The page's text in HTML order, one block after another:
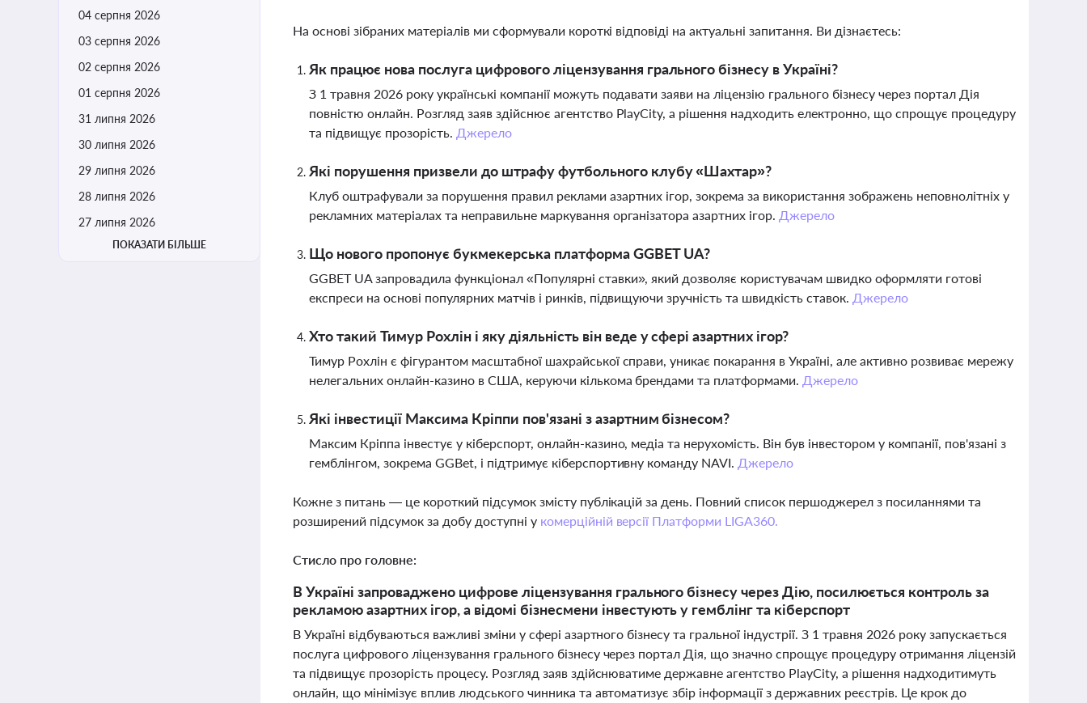
04 серпня 2026
03 серпня 2026
02 серпня 2026
01 серпня 2026
31 липня 2026
30 липня 2026
29 липня 2026
28 липня 2026
27 липня 2026
ПОКАЗАТИ БІЛЬШЕ
На основі зібраних матеріалів ми сформували короткі відповіді на актуальні запитання. Ви дізнаєтесь:
Як працює нова послуга цифрового ліцензування грального бізнесу в Україні?
З 1 травня 2026 року українські компанії можуть подавати заяви на ліцензію грального бізнесу через портал Дія
повністю онлайн. Розгляд заяв здійснює агентство PlayCity, а рішення надходить електронно, що спрощує процедуру
та підвищує прозорість. Джерело
Які порушення призвели до штрафу футбольного клубу «Шахтар»?
Клуб оштрафували за порушення правил реклами азартних ігор, зокрема за використання зображень неповнолітніх у
рекламних матеріалах та неправильне маркування організатора азартних ігор. Джерело
Що нового пропонує букмекерська платформа GGBET UA?
GGBET UA запровадила функціонал «Популярні ставки», який дозволяє користувачам швидко оформляти готові
експреси на основі популярних матчів і ринків, підвищуючи зручність та швидкість ставок. Джерело
Хто такий Тимур Рохлін і яку діяльність він веде у сфері азартних ігор?
Тимур Рохлін є фігурантом масштабної шахрайської справи, уникає покарання в Україні, але активно розвиває мережу
нелегальних онлайн-казино в США, керуючи кількома брендами та платформами. Джерело
Які інвестиції Максима Кріппи пов'язані з азартним бізнесом?
Максим Кріппа інвестує у кіберспорт, онлайн-казино, медіа та нерухомість. Він був інвестором у компанії, пов'язані з
гемблінгом, зокрема GGBet, і підтримує кіберспортивну команду NAVI. Джерело
Кожне з питань — це короткий підсумок змісту публікацій за день. Повний список першоджерел з посиланнями та
розширений підсумок за добу доступні у комерційній версії Платформи LIGA360.
Стисло про головне:
В Україні запроваджено цифрове ліцензування грального бізнесу через Дію, посилюється контроль за
рекламою азартних ігор, а відомі бізнесмени інвестують у гемблінг та кіберспорт
В Україні відбуваються важливі зміни у сфері азартного бізнесу та гральної індустрії. З 1 травня 2026 року запускається
послуга цифрового ліцензування грального бізнесу через портал Дія, що значно спрощує процедуру отримання ліцензій
та підвищує прозорість процесу. Розгляд заяв здійснюватиме державне агентство PlayCity, а рішення надходитимуть
онлайн, що мінімізує вплив людського чинника та автоматизує збір інформації з державних реєстрів. Це крок до